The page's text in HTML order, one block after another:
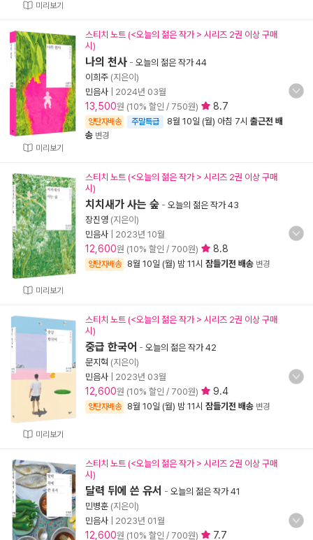
미리보기
미리보기
스티치 노트 (<오늘의 젊은 작가 > 시리즈 2권 이상 구매
시)
나의 천사 - 오늘의 젊은 작가 44
이희주 (지은이)
민음사
2024년 03월
13,500원 (10% 할인 / 750원) 8.7
양탄자배송 주말특급 8월 10일 (월) 아침 7시 출근전 배
송 변경
미리보기
스티치 노트 (<오늘의 젊은 작가 > 시리즈 2권 이상 구매
시)
치치새가 사는 숲 - 오늘의 젊은 작가 43
장진영 (지은이)
민음사
2023년 10월
12,600원 (10% 할인 / 700원) 8.8
양탄자배송 8월 10일 (월) 밤 11시 잠들기전 배송 변경
미리보기
스티치 노트 (<오늘의 젊은 작가 > 시리즈 2권 이상 구매
시)
중급 한국어 - 오늘의 젊은 작가 42
문지혁 (지은이)
민음사
2023년 03월
12,600원 (10% 할인 / 700원) 9.4
양탄자배송 8월 10일 (월) 밤 11시 잠들기전 배송 변경
스티치 노트 (<오늘의 젊은 작가 > 시리즈 2권 이상 구매
시)
달력 뒤에 쓴 유서 - 오늘의 젊은 작가 41
민병훈 (지은이)
민음사
2023년 01월
12,600원 (10% 할인 / 700원) 7.7